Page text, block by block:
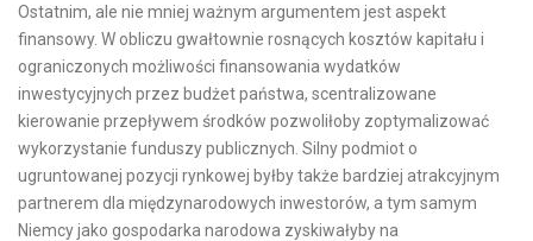
Ostatnim, ale nie mniej ważnym argumentem jest aspekt
finansowy. W obliczu gwałtownie rosnących kosztów kapitału i
ograniczonych możliwości finansowania wydatków
inwestycyjnych przez budżet państwa, scentralizowane
kierowanie przepływem środków pozwoliłoby zoptymalizować
wykorzystanie funduszy publicznych. Silny podmiot o
ugruntowanej pozycji rynkowej byłby także bardziej atrakcyjnym
partnerem dla międzynarodowych inwestorów, a tym samym
Niemcy jako gospodarka narodowa zyskiwałyby na